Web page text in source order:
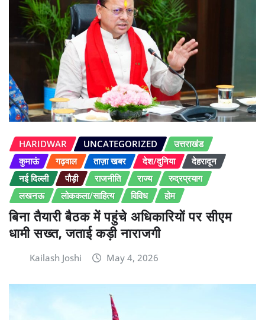
HARIDWAR UNCATEGORIZED
उत्तराखंड
कुमाऊं
गढ़वाल ताज़ा खबर देश/दुनिया
देहरादून
नई दिल्ली
पौड़ी राजनीति राज्य
रुद्रप्रयाग
लखनऊ
लोककला/साहित्य विविध होम
बिना तैयारी बैठक में पहुंचे अधिकारियों पर सीएम
धामी सख्त, जताई कड़ी नाराजगी
Kailash Joshi May 4, 2026